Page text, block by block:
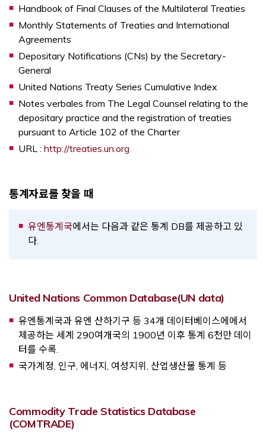
Handbook of Final Clauses of the Multilateral Treaties
Monthly Statements of Treaties and International
Agreements
Depositary Notifications (CNs) by the Secretary-
General
United Nations Treaty Series Cumulative Index
Notes verbales from The Legal Counsel relating to the
depositary practice and the registration of treaties
pursuant to Article 102 of the Charter
URL : http://treaties.un.org
통계자료를 찾을 때
유엔통계국Opens a new window
에서는 다음과 같은 통계 DB를 제공하고 있
다.
United Nations Common Database(UN data)Opens
유엔통계국과 유엔 산하기구 등 34개 데이터베이스에에서
제공하는 세계 290여개국의 1900년 이후 통계 6천만 데이
터를 수록.
국가계정, 인구, 에너지, 여성지위, 산업생산물 통계 등
Commodity Trade Statistics Database
(COMTRADE)Opens a new window